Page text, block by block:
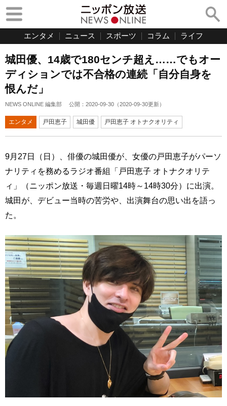
エンタメ ニュース スポーツ コラム ライフ
城田優、14歳で180センチ超え……でもオー
ディションでは不合格の連続「自分自身を
恨んだ」
NEWS ONLINE 編集部 公開： 2020-09-30 （2020-09-30更新）
エンタメ 戸田恵子 城田優 戸田恵子 オトナクオリティ
9月27日（日）、俳優の城田優が、女優の戸田恵子がパーソ
ナリティを務めるラジオ番組「戸田恵子 オトナクオリテ
ィ」（ニッポン放送・毎週日曜14時～14時30分）に出演。
城田が、デビュー当時の苦労や、出演舞台の思い出を語っ
た。